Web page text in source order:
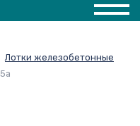
Лотки железобетонные